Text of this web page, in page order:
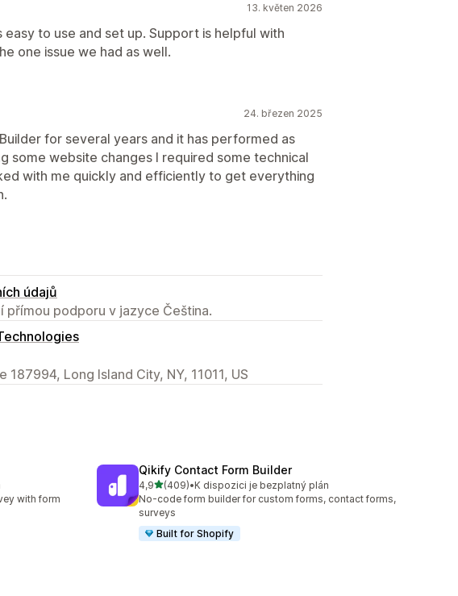
13. květen 2026
easy to use and set up. Support is helpful with
one issue we had as well.
24. březen 2025
for several years and it has performed as
some website changes I required some technical
with me quickly and efficiently to get everything
údajů
přímou podporu v jazyce Čeština.
Long Island City, NY, 11011, US
with form
Qikify Contact Form Builder
4,9z 5 hvězd
(409)
Celkový počet recenzí: 409
•K dispozici je bezplatný plán
No-code form builder for custom forms, contact forms,
surveys
Built for Shopify